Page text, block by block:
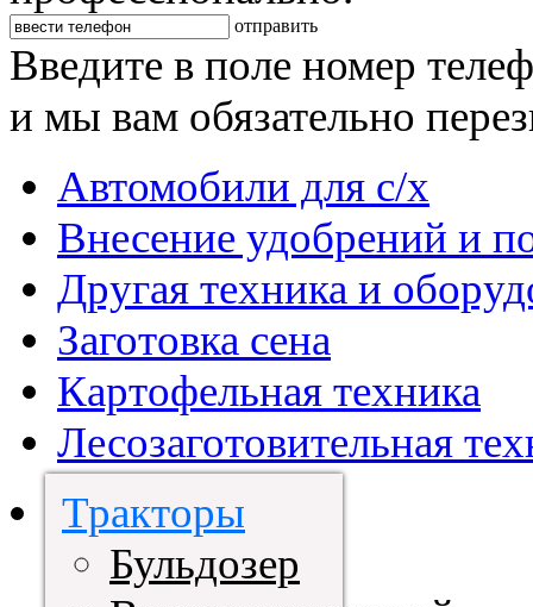
отправить
Введите в поле номер
и мы вам обязательно
Автомобили для с/х
Внесение удобрений и
Другая техника и
Заготовка сена
Картофельная техника
Лесозаготовительная
Тракторы
Бульдозер